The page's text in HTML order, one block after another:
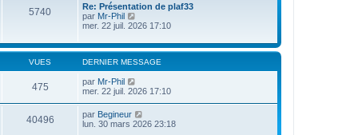
5740
Re: Présentation de plaf33
par Mr-Phil
o
r
l
e
d
r
n
i
e
r
mer. 22 juil. 2026 17:10
VUES DERNIER MESSAGE
475 par Mr-Phil
mer. 22 juil. 2026 17:10
40496 par Begineur
lun. 30 mars 2026 23:18